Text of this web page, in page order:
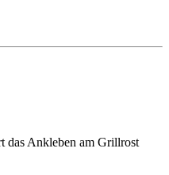
das Ankleben am Grillrost